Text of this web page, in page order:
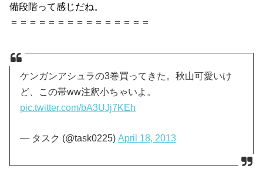
備段階って感じだね。
＝＝＝＝＝＝＝＝＝＝＝＝＝＝＝
ケンガンアシュラの3巻買ってきた。秋山可愛いけ
ど、この帯ww注釈小ちゃいよ。
pic.twitter.com/bA3UJj7KEh
— タスク (@task0225)April 18, 2013